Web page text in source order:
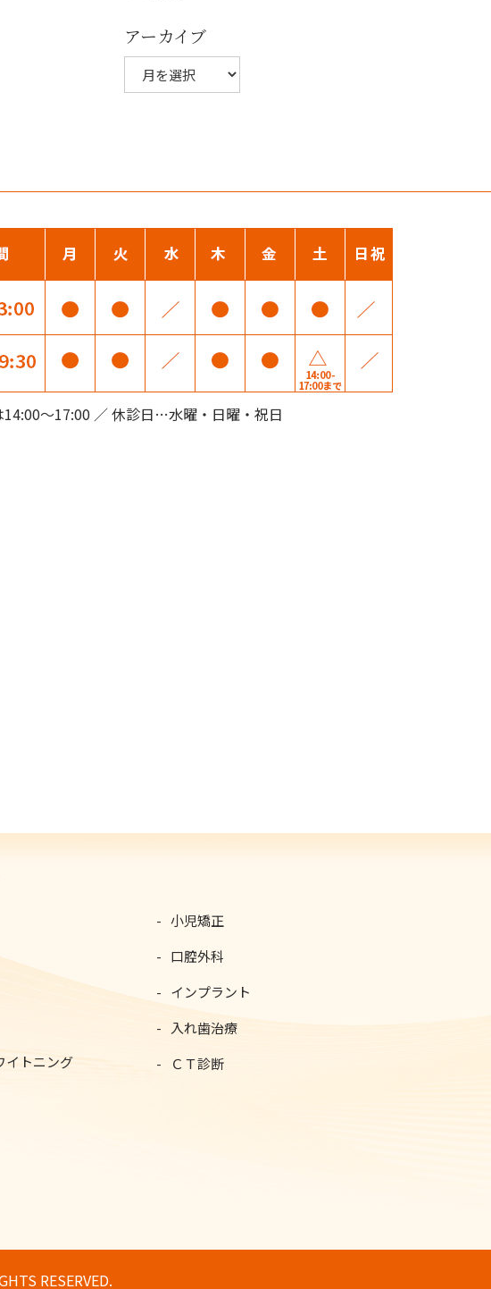
アーカイブ
ー
～17:00 ／ 休診日…水曜・日曜・祝日
イトニング
小児矯正
口腔外科
インプラント
入れ歯治療
ＣＴ診断
RESERVED.